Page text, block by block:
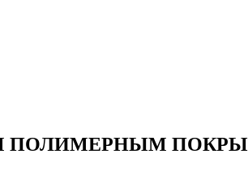
ПОЛИМЕРНЫМ